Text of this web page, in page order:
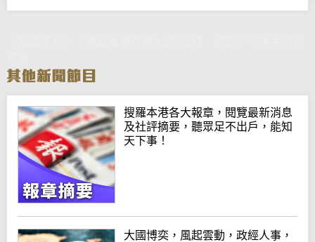
搜羅本港各大報章，閱覽最新消息
及社評摘要，聽眾足不出戶，能知
天下事！
大國博奕，風起雲動，政經人事，